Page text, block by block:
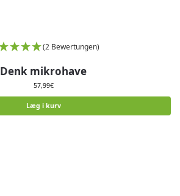
(2 Bewertungen)
Denk mikrohave
57,99€
Læg i kurv